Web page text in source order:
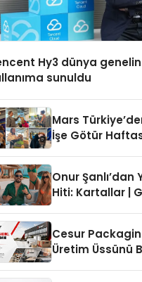
Hy3 dünya
sunuldu
Mars
İşe Götür
Onur Şanlı’dan
Hiti: Kartallar |
Cesur
Üretim Üssünü